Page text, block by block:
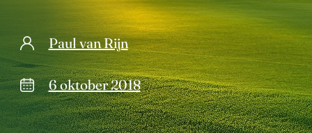
Paul van Rijn
6 oktober 2018